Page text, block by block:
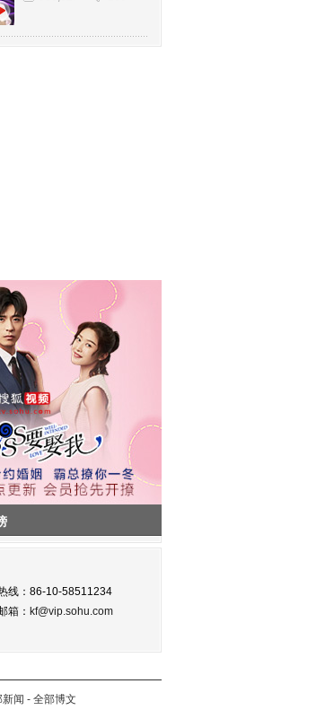
线：86-10-58511234
箱： kf@vip.sohu.com
闻 - 全部博文